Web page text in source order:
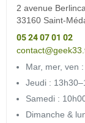
2 avenue
33160 Saint-
05 24 07 01 02
Mar, mer, ven
Jeudi :
Samedi :
Dimanche &